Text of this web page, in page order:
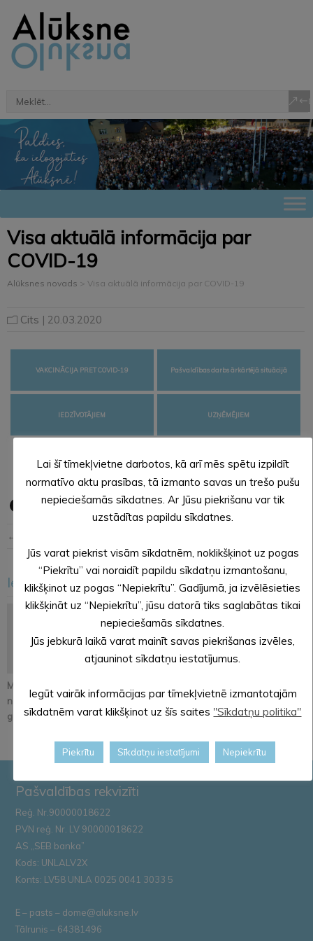
Visa aktuālā informācija par
COVID-19
Alūksnes novads > Visa aktuālā informācija par COVID-19
Cits | 20.03.2020
VAKCINĀCIJA PRET COVID-19 Pašvaldības darbs ārkārtējā situācijā
IEDZĪVOTĀJIEM UZŅĒMĒJIEM
← Iepriekšējā ziņa
Iesakām arī šo
Medību tiesību nomai
nododamie zemes
gabali Mārkalne...
nododamās platības
Alūksnes n...
nododamās platības
Alūksnes n...
< >
Pašvaldības rekvizīti
Reģ. Nr.90000018622
PVN reģ. Nr. LV 90000018622
AS „SEB banka”
Kods: UNLALV2X
Konts: LV58 UNLA 0025 0041 3033 5
E – pasts – dome@aluksne.lv
Tālrunis – 64381496
Lai šī tīmekļvietne darbotos, kā arī mēs spētu izpildīt
normatīvo aktu prasības, tā izmanto savas un trešo pušu
nepieciešamās sīkdatnes. Ar Jūsu piekrišanu var tik
uzstādītas papildu sīkdatnes.
Jūs varat piekrist visām sīkdatnēm, noklikšķinot uz pogas
“Piekrītu” vai noraidīt papildu sīkdatņu izmantošanu,
klikšķinot uz pogas “Nepiekrītu”. Gadījumā, ja izvēlēsieties
klikšķināt uz “Nepiekrītu”, jūsu datorā tiks saglabātas tikai
nepieciešamās sīkdatnes.
Jūs jebkurā laikā varat mainīt savas piekrišanas izvēles,
atjauninot sīkdatņu iestatījumus.
Iegūt vairāk informācijas par tīmekļvietnē izmantotajām
sīkdatnēm varat klikšķinot uz šīs saites "Sīkdatņu politika"
Piekrītu Sīkdatņu iestatījumi Nepiekrītu